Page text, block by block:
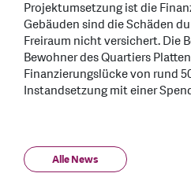
Projektumsetzung ist die
Gebäuden sind die Schäden
Freiraum nicht versichert. Die
Bewohner des Quartiers
Finanzierungslücke von rund
Instandsetzung mit einer
Alle News